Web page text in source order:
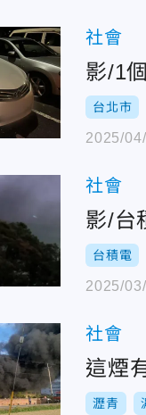
社會
影/1
台北市
2025/
社會
影/台
台積電
2025/
社會
這煙
瀝青